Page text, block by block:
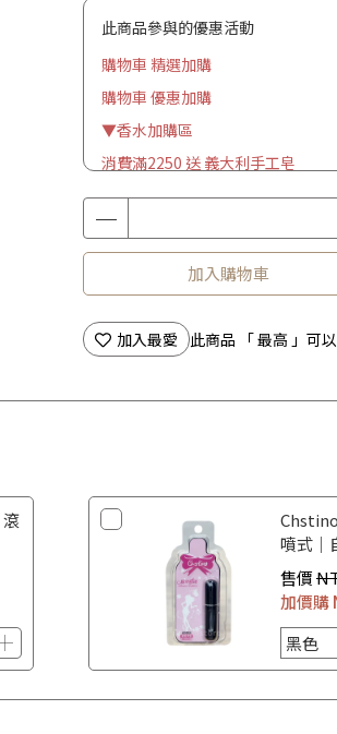
此商品參與的優惠活動
購物車 精選加購
購物車 優惠加購
▼香水加購區
消費滿2250 送 義大利手工皂
加入購物車
加入最愛 此商品 「 最高 」可
噴式｜
香水攜
售價
加價購